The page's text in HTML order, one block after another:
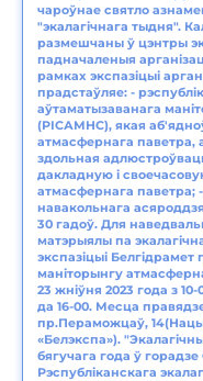
чароўнае святло
"экалагічнага тыдня".
размешчаны ў цэнтры
падначаленыя
рамках экспазіцыі
прадстаўляе: -
аўтаматызаванага
(РІСАМНС), якая
атмасфернага паветра,
здольная
дакладную і
атмасфернага паветра;
навакольнага
30 гадоў. Для
матэрыялы па
экспазіцыі
маніторынгу
23 жніўня 2023 года з
да 16-00. Месца
пр.Пераможцаў,
«Белэкспа»).
бягучага года ў
Рэспубліканскага